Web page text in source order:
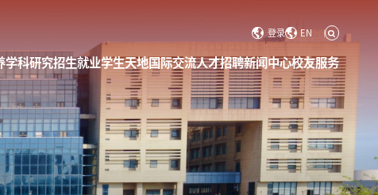
登录 EN
学科研究招生就业学生天地国际交流人才招聘新闻中心校友服务